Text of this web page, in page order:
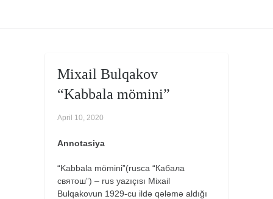
Mixail Bulqakov
“Kabbala mömini”
April 10, 2020
Annotasiya
“Kabbala mömini”(rusca “Кабала
святош”) – rus yazıçısı Mixail
Bulqakovun 1929-cu ildə qələmə aldığı